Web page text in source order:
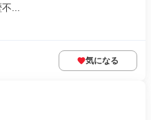
...
気になる